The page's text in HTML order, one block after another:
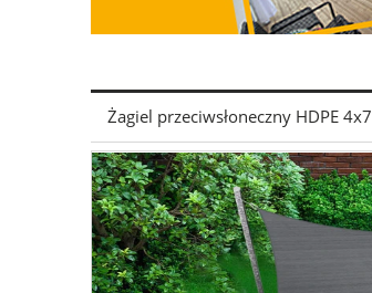
Żagiel przeciwsłoneczny HDPE 4x7